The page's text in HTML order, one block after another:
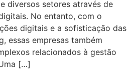
diversos setores através de
No entanto, com o
digitais e a sofisticação das
essas empresas também
relacionados à gestão
[…]